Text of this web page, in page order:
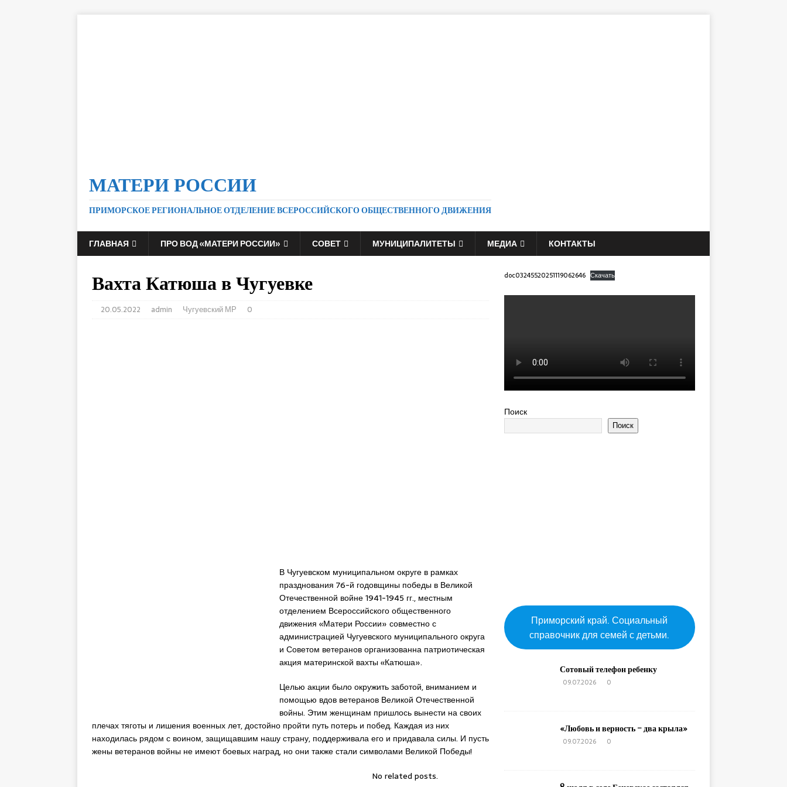
МАТЕРИ РОССИИ
ПРИМОРСКОЕ РЕГИОНАЛЬНОЕ ОТДЕЛЕНИЕ ВСЕРОССИЙСКОГО ОБЩЕСТВЕННОГО ДВИЖЕНИЯ
ГЛАВНАЯ ПРО ВОД «МАТЕРИ РОССИИ» СОВЕТ МУНИЦИПАЛИТЕТЫ МЕДИА КОНТАКТЫ
Вахта Катюша в Чугуевке
20.05.2022 admin Чугуевский МР 0
В Чугуевском муниципальном округе в рамках
празднования 76-й годовщины победы в Великой
Отечественной войне 1941-1945 гг., местным
отделением Всероссийского общественного
движения «Матери России» совместно с
администрацией Чугуевского муниципального округа
и Советом ветеранов организованна патриотическая
акция материнской вахты «Катюша».
Целью акции было окружить заботой, вниманием и
помощью вдов ветеранов Великой Отечественной
войны. Этим женщинам пришлось вынести на своих
плечах тяготы и лишения военных лет, достойно пройти путь потерь и побед. Каждая из них
находилась рядом с воином, защищавшим нашу страну, поддерживала его и придавала силы. И пусть
жены ветеранов войны не имеют боевых наград, но они также стали символами Великой Победы!
No related posts.
doc03245520251119062646 Скачать
Поиск
Поиск
Приморский край. Социальный
справочник для семей с детьми.
Сотовый телефон ребенку
09.07.2026 0
«Любовь и верность – два крыла»
09.07.2026 0